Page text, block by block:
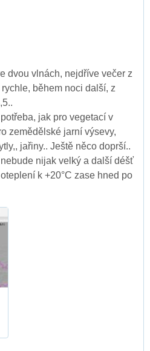
dvou vlnách, nejdříve večer z
během noci další, z
jak pro vegetací v
zemědělské jarní výsevy,
jařiny.. Ještě něco doprší..
nijak velký a další déšť
k +20°C zase hned po